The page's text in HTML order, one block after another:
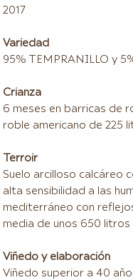
2017
Variedad
95% TEMPRANILLO y
Crianza
6 meses en barricas de
roble americano de 225
Terroir
Suelo arcilloso calcáreo
alta sensibilidad a las
mediterráneo con
media de unos 650 litros
Viñedo y elaboración
Viñedo superior a 40